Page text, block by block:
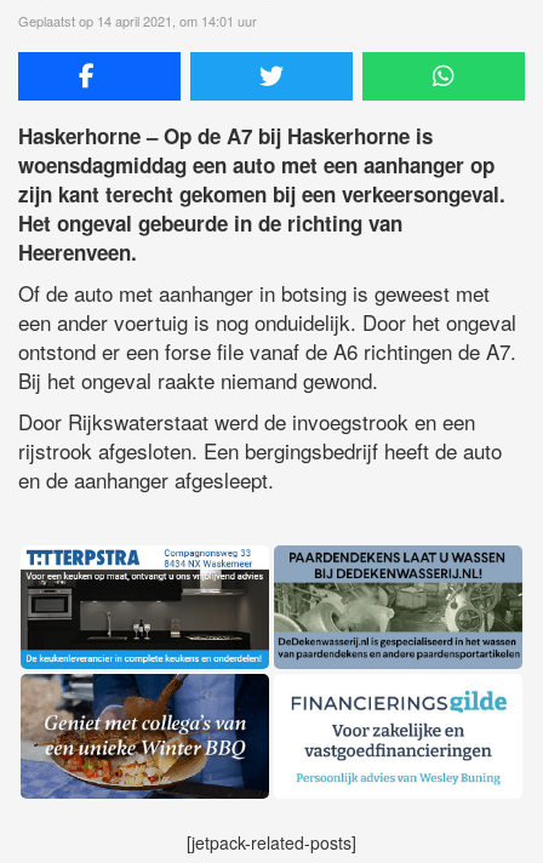
Geplaatst op 14 april 2021, om 14:01 uur
Haskerhorne – Op de A7 bij Haskerhorne is
woensdagmiddag een auto met een aanhanger op
zijn kant terecht gekomen bij een verkeersongeval.
Het ongeval gebeurde in de richting van
Heerenveen.
Of de auto met aanhanger in botsing is geweest met
een ander voertuig is nog onduidelijk. Door het ongeval
ontstond er een forse file vanaf de A6 richtingen de A7.
Bij het ongeval raakte niemand gewond.
Door Rijkswaterstaat werd de invoegstrook en een
rijstrook afgesloten. Een bergingsbedrijf heeft de auto
en de aanhanger afgesleept.
[jetpack-related-posts]